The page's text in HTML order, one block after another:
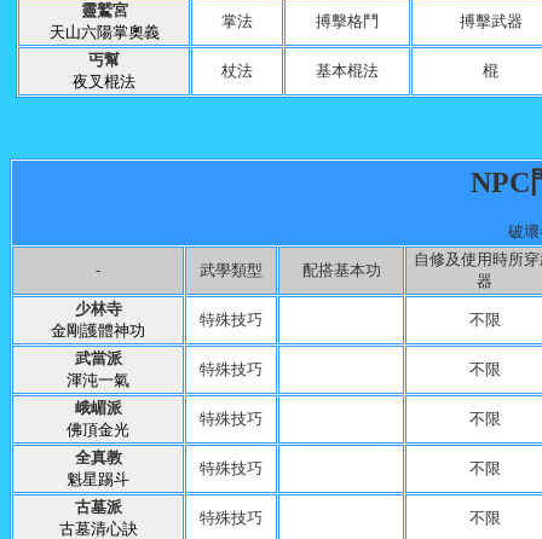
靈鷲宮
天山六陽掌奧義
掌法 搏擊格鬥 搏擊武器
丐幫
夜叉棍法
杖法 基本棍法 棍
NPC
破
- 武學類型 配搭基本功
自修及使用時所
器
少林寺
金剛護體神功
特殊技巧 不限
武當派
渾沌一氣
特殊技巧 不限
峨嵋派
佛頂金光
特殊技巧 不限
全真教
魁星踢斗
特殊技巧 不限
古墓派
古墓清心訣
特殊技巧 不限